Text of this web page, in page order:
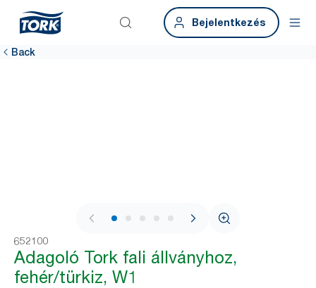
Bejelentkezés
Back
1 / 8
652100
Adagoló Tork fali állványhoz,
fehér/türkiz, W1